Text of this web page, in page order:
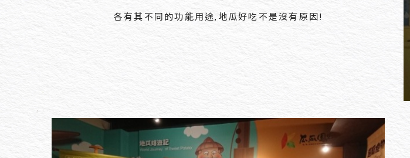
各有其不同的功能用途,地瓜好吃不是沒有原因!